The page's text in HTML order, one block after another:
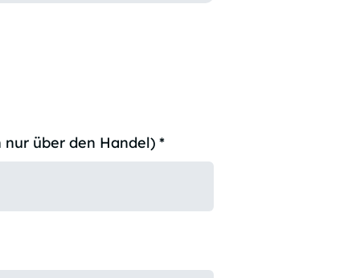
über den Handel) *